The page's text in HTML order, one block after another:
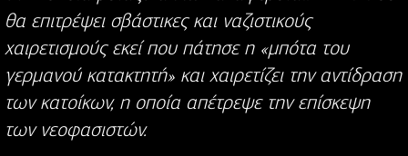
θα επιτρέψει σβάστικες και ναζιστικούς
χαιρετισμούς εκεί που πάτησε η «μπότα του
γερμανού κατακτητή» και χαιρετίζει την αντίδραση
των κατοίκων, η οποία απέτρεψε την επίσκεψη
των νεοφασιστών.